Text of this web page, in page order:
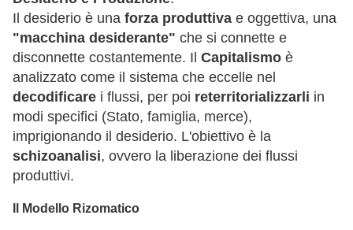
Il desiderio è una forza produttiva e oggettiva, una
"macchina desiderante" che si connette e
disconnette costantemente. Il Capitalismo è
analizzato come il sistema che eccelle nel
decodificare i flussi, per poi reterritorializzarli in
modi specifici (Stato, famiglia, merce),
imprigionando il desiderio. L'obiettivo è la
schizoanalisi, ovvero la liberazione dei flussi
produttivi.
Il Modello Rizomatico